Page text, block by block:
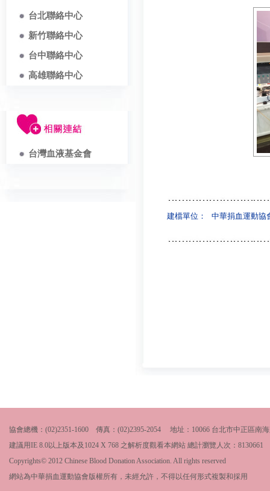
台北聯絡中心
新竹聯絡中心
台中聯絡中心
高雄聯絡中心
台灣血液基金會
建檔單位： 中華捐血運動協
協會總機：(02)2351-1600 傳真：(02)2395-2054 地址：10066 台北市中正區南
建議用IE 8.0以上版本及1024 X 768 之解析度觀看本網站 總計瀏覽人次： 8130661
Copyrights© 2012 Chinese Blood Donation Association. All rights reserved
網站為中華捐血運動協會版權所有，未經允許，不得以任何形式複製和採用